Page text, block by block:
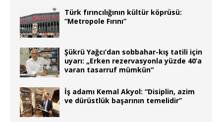
Türk fırıncılığının kültür köprüsü:
“Metropole Fırını”
Şükrü Yağcı’dan sobbahar-kış tatili için
uyarı: „Erken rezervasyonla yüzde 40’a
varan tasarruf mümkün“
İş adamı Kemal Akyol: “Disiplin, azim
ve dürüstlük başarının temelidir”